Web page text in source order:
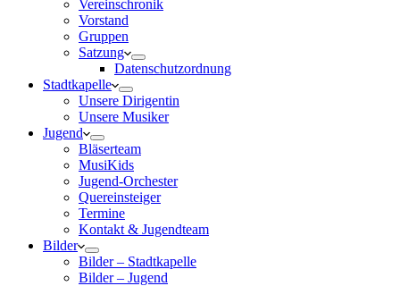
Vereinschronik
Vorstand
Gruppen
Satzung
Datenschutzordnung
Stadtkapelle
Unsere Dirigentin
Unsere Musiker
Jugend
Bläserteam
MusiKids
Jugend-Orchester
Quereinsteiger
Termine
Kontakt & Jugendteam
Bilder
Bilder – Stadtkapelle
Bilder – Jugend